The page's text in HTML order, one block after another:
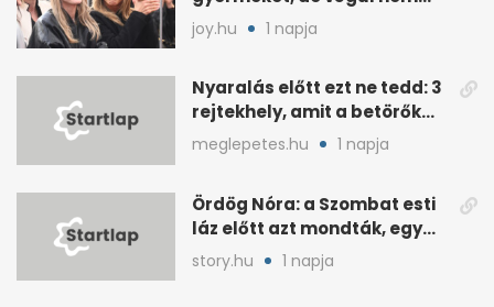
született nekik
joy.hu 1 napja
Nyaralás előtt ezt ne tedd: 3
rejtekhely, amit a betörők
ismernek
meglepetes.hu 1 napja
Ördög Nóra: a Szombat esti
láz előtt azt mondták, egy
hét alatt fogyjon
story.hu 1 napja